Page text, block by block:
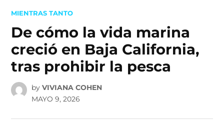
POSTED
MIENTRAS TANTO
De cómo la vida marina
creció en Baja California,
tras prohibir la pesca
by VIVIANA COHEN
MAYO 9, 2026